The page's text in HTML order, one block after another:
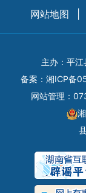
网站地图
主办：平
备案： 湘ICP备
网站管理：